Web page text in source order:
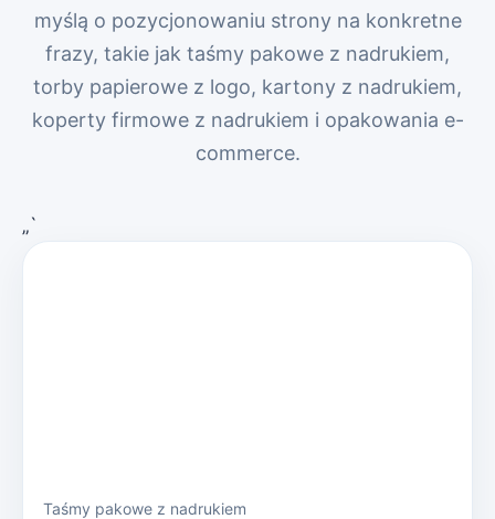
myślą o pozycjonowaniu strony na konkretne
frazy, takie jak taśmy pakowe z nadrukiem,
torby papierowe z logo, kartony z nadrukiem,
koperty firmowe z nadrukiem i opakowania e-
commerce.
„`
Taśmy pakowe z nadrukiem